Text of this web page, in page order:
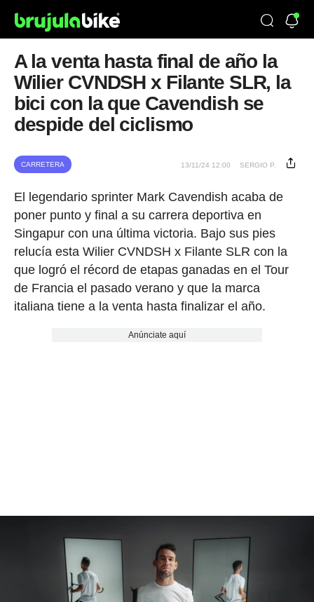
A la venta hasta final de año la
Wilier CVNDSH x Filante SLR, la
bici con la que Cavendish se
despide del ciclismo
CARRETERA 13/11/24 12:00 SERGIO P.
El legendario sprinter Mark Cavendish acaba de
poner punto y final a su carrera deportiva en
Singapur con una última victoria. Bajo sus pies
relucía esta Wilier CVNDSH x Filante SLR con la
que logró el récord de etapas ganadas en el Tour
de Francia el pasado verano y que la marca
italiana tiene a la venta hasta finalizar el año.
Anúnciate aquí